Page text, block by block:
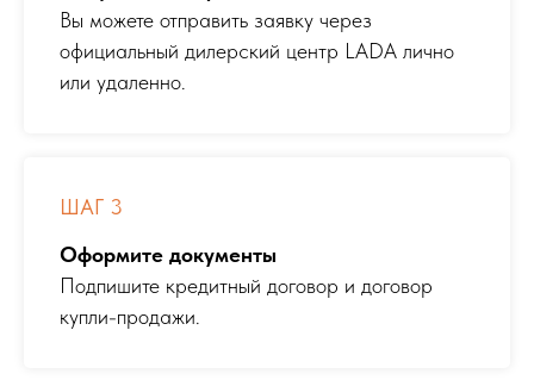
Вы можете отправить заявку через
официальный дилерский центр LADA лично
или удаленно.
ШАГ 3
Оформите документы
Подпишите кредитный договор и договор
купли-продажи.